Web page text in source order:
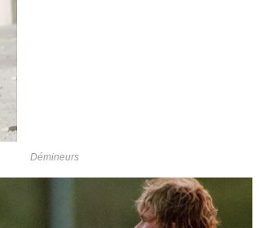
Démineurs